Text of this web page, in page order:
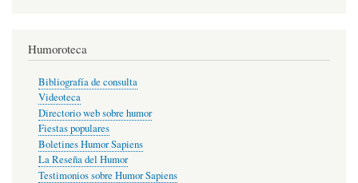
Humoroteca
Bibliografía de consulta
Videoteca
Directorio web sobre humor
Fiestas populares
Boletines Humor Sapiens
La Reseña del Humor
Testimonios sobre Humor Sapiens